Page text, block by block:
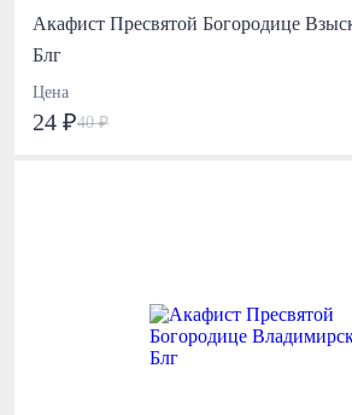
Акафист Пресвятой Богородице
Блг
Цена
24 ₽40 ₽